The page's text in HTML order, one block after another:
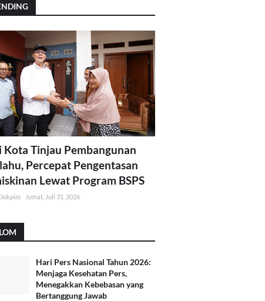
Kota Tinjau Pembangunan
Percepat Pengentasan
Lewat Program BSPS
Jumat, Juli 31, 2026
Hari Pers Nasional Tahun 2026:
Menjaga Kesehatan Pers,
Menegakkan Kebebasan yang
Bertanggung Jawab